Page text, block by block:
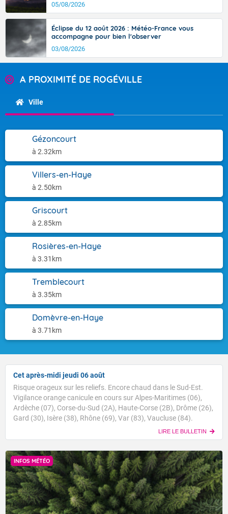
05/08/2026
Éclipse du 12 août 2026 : Météo-France vous
accompagne pour bien l'observer
03/08/2026
A PROXIMITÉ DE ROGÉVILLE
Ville
Gézoncourt
à 2.32km
Villers-en-Haye
à 2.50km
Griscourt
à 2.85km
Rosières-en-Haye
à 3.31km
Tremblecourt
à 3.35km
Domèvre-en-Haye
à 3.71km
Cet après-midi jeudi 06 août
Risque orageux sur les reliefs. Encore chaud dans le Sud-Est.
Vigilance orange canicule en cours sur Alpes-Maritimes (06),
Ardèche (07), Corse-du-Sud (2A), Haute-Corse (2B), Drôme (26),
Gard (30), Isère (38), Rhône (69), Var (83), Vaucluse (84).
LIRE LE BULLETIN
INFOS MÉTÉO